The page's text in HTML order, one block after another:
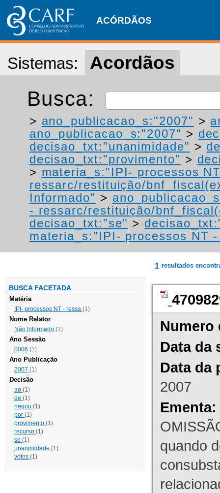
ACÓRDÃOS
Sistemas: Acordãos
Busca:
> ano_publicacao_s:"2007" >
ano_publicacao_s:"2007" >
decisao_txt:"unanimidade" >
decisao_txt:"provimento" >
> materia_s:"IPI- processos
ressarc/restituição/
Informado" >
- ressarc/restituição/
decisao_txt:"se" >
materia_s:"IPI- processos NT
BUSCA FACETADA
Matéria
IPI- processos NT - ressa (1)
Nome Relator
Não Informado (1)
Ano Sessão
0006 (1)
Ano Publicação
2007 (1)
Decisão
ao (1)
de (1)
negou (1)
por (1)
provimento (1)
recurso (1)
se (1)
unanimidade (1)
votos (1)
1 resultados
Numero
Data da
Data da
2007
Ementa:
quando